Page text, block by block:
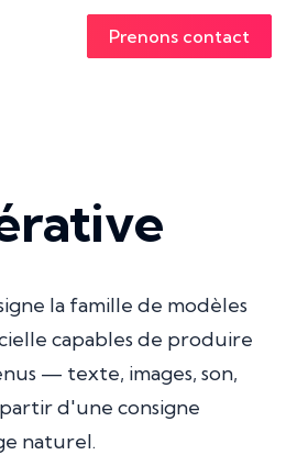
Prenons contact
la famille de modèles
capables de produire
— texte, images, son,
d'une consigne
naturel.